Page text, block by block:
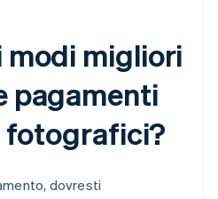
modi migliori
pagamenti
fotografici?
dovresti